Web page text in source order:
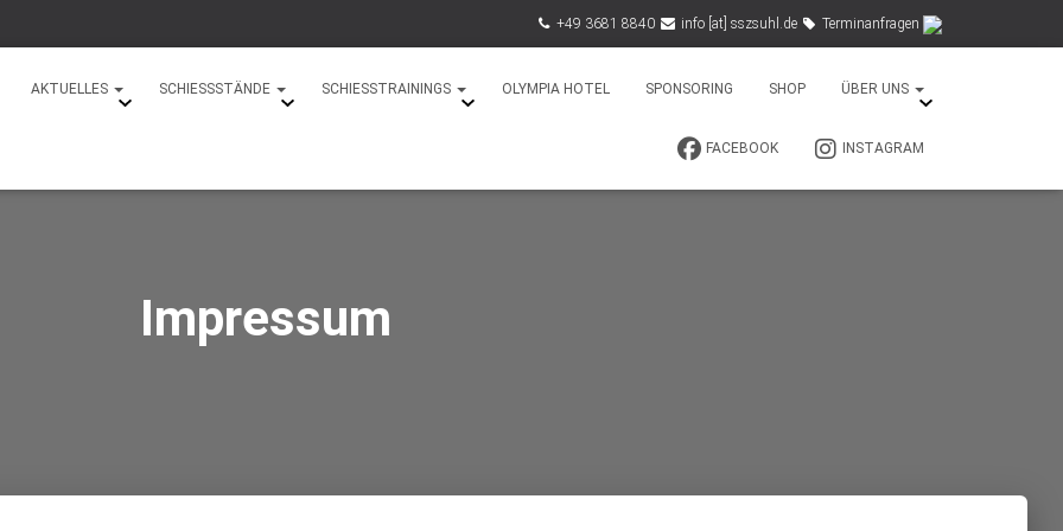
+49 3681 8840 info [at] sszsuhl.de Terminanfragen
AKTUELLES SCHIESSSTÄNDE SCHIESSTRAININGS OLYMPIA HOTEL SPONSORING SHOP ÜBER UNS
FACEBOOK INSTAGRAM
Impressum